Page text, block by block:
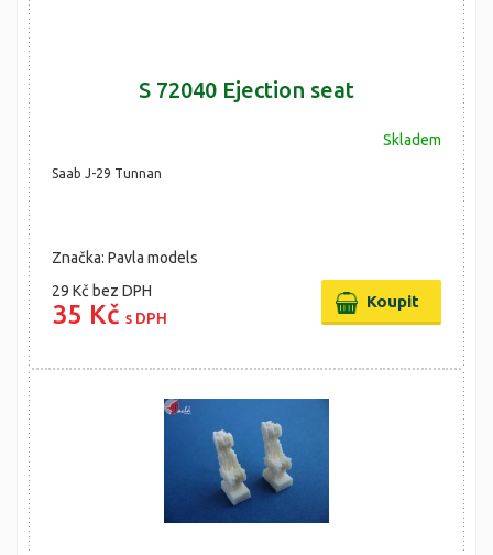
S 72040 Ejection seat
Skladem
Saab J-29 Tunnan
Značka: Pavla models
29 Kč bez DPH
35 Kč s DPH